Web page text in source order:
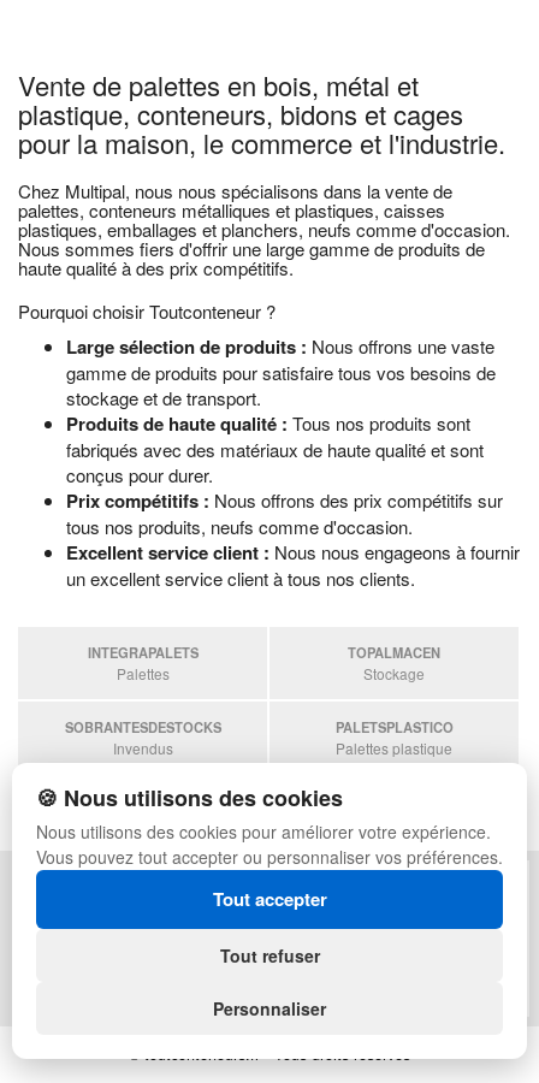
Vente de palettes en bois, métal et
plastique, conteneurs, bidons et cages
pour la maison, le commerce et l'industrie.
Chez Multipal, nous nous spécialisons dans la vente de
palettes, conteneurs métalliques et plastiques, caisses
plastiques, emballages et planchers, neufs comme d'occasion.
Nous sommes fiers d'offrir une large gamme de produits de
haute qualité à des prix compétitifs.
Pourquoi choisir Toutconteneur ?
Large sélection de produits : Nous offrons une vaste
gamme de produits pour satisfaire tous vos besoins de
stockage et de transport.
Produits de haute qualité : Tous nos produits sont
fabriqués avec des matériaux de haute qualité et sont
conçus pour durer.
Prix compétitifs : Nous offrons des prix compétitifs sur
tous nos produits, neufs comme d'occasion.
Excellent service client : Nous nous engageons à fournir
un excellent service client à tous nos clients.
INTEGRAPALETS
Palettes
TOPALMACEN
Stockage
SOBRANTESDESTOCKS
Invendus
PALETSPLASTICO
Palettes plastique
ESTANTERIASKIT
Estanterias
POLITIQUE DE CONFIDENTIALITÉ
PLAN DU SITE
© toutconteneurs.fr - Tous droits réservés
🍪 Nous utilisons des cookies
Nous utilisons des cookies pour améliorer votre expérience.
Vous pouvez tout accepter ou personnaliser vos préférences.
Tout accepter
Tout refuser
Personnaliser